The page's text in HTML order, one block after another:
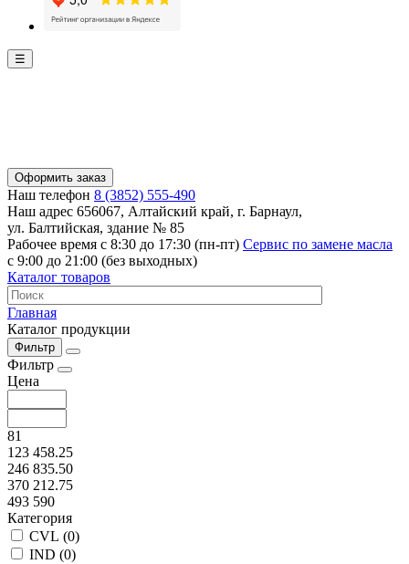
☰
Оформить заказ
Наш телефон 8 (3852) 555-490
Наш адрес 656067, Алтайский край, г. Барнаул,
ул. Балтийская, здание № 85
Рабочее время с 8:30 до 17:30 (пн-пт) Сервис по замене масла
с 9:00 до 21:00 (без выходных)
Каталог товаров
Главная
Каталог продукции
Фильтр
Фильтр
Цена
81
123 458.25
246 835.50
370 212.75
493 590
Категория
CVL (0)
IND (0)